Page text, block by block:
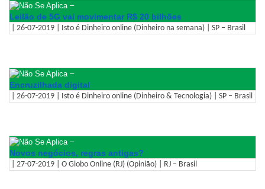
–
Leilão de 5G vai movimentar R$ 20 bilhões
| 26-07-2019 | Isto é Dinheiro online (Dinheiro na semana) | SP – Brasil
–
Encruzilhada digital
| 26-07-2019 | Isto é Dinheiro online (Dinheiro & Tecnologia) | SP – Brasil
–
Novos negócios, regras antigas?
| 27-07-2019 | O Globo Online (RJ) (Opinião) | RJ – Brasil